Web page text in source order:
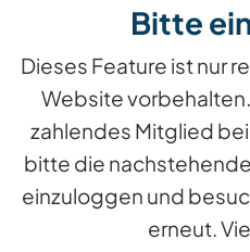
Bitte
Dieses Feature ist nur
Website
zahlendes Mitglied
bitte die
einzuloggen und
erneut.